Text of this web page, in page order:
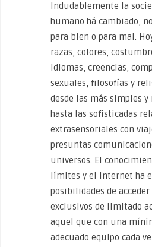
Indudablemente la
humano há cambiado,
para bien o para mal.
razas, colores,
idiomas, creencias,
sexuales, filosofías y
desde las más simples
hasta las sofisticadas
extrasensoriales con
presuntas
universos. El
límites y el internet ha
posibilidades de acceder
exclusivos de limitado
aquel que con una
adecuado equipo cada